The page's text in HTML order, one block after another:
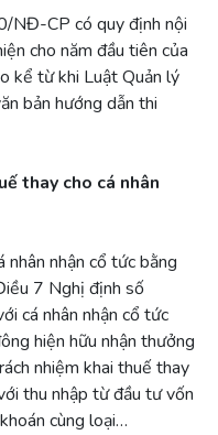
NĐ-CP có quy định nội
cho năm đầu tiên của
kể từ khi Luật Quản lý
bản hướng dẫn thi
thay cho cá nhân
nhận cổ tức bằng
7 Nghị định số
cá nhân nhận cổ tức
hiện hữu nhận thưởng
nhiệm khai thuế thay
thu nhập từ đầu tư vốn
cùng loại…